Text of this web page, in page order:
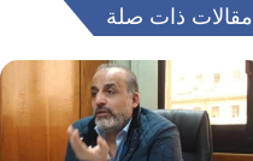
مقالات ذات صلة